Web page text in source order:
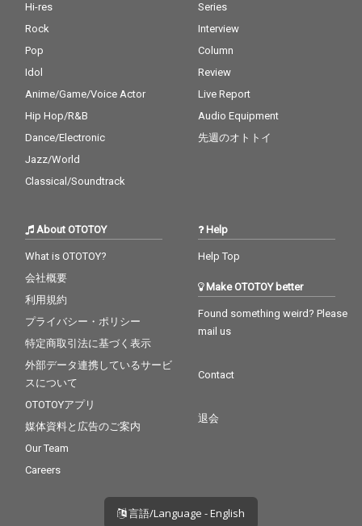
Hi-res
Rock
Pop
Idol
Anime/Game/Voice Actor
Hip Hop/R&B
Dance/Electronic
Jazz/World
Classical/Soundtrack
Series
Interview
Column
Review
Live Report
Audio Equipment
先週のオトトイ
About OTOTOY
What is OTOTOY?
会社概要
利用規約
プライバシー・ポリシー
特定商取引法に基づく表示
外部データ連携しているサービ
スについて
OTOTOYアプリ
媒体資料と広告のご案内
Our Team
Careers
Help
Help Top
Make OTOTOY better
Found something weird? Please
mail us
Contact
退会
言語/Language - English